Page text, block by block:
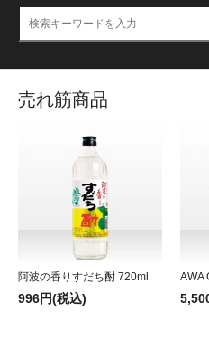
売れ筋商品
阿波の香りすだち酎 720ml
996円(税込)
AWA